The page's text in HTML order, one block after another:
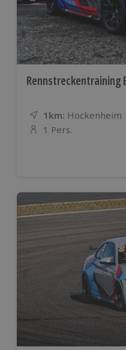
Rennstreckentraining
1km: Entfernung
Standort
Hockenheim
Anzahl der Teilnehmer
1 Pers.